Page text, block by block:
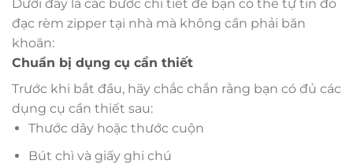
Dưới đây là các bước chi tiết để bạn có thể tự tin đo
đạc rèm zipper tại nhà mà không cần phải băn
khoăn:
Chuẩn bị dụng cụ cần thiết
Trước khi bắt đầu, hãy chắc chắn rằng bạn có đủ các
dụng cụ cần thiết sau:
Thước dây hoặc thước cuộn
Bút chì và giấy ghi chú